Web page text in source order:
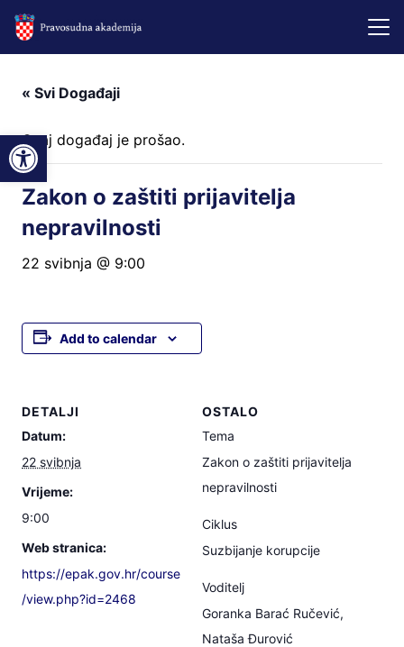
« Svi Događaji
Ovaj događaj je prošao.
Zakon o zaštiti prijavitelja
nepravilnosti
22 svibnja @ 9:00
Add to calendar
DETALJI
Datum:
22 svibnja
Vrijeme:
9:00
Web stranica:
https://epak.gov.hr/course
/view.php?id=2468
OSTALO
Tema
Zakon o zaštiti prijavitelja
nepravilnosti
Ciklus
Suzbijanje korupcije
Voditelj
Goranka Barać Ručević,
Nataša Đurović
Open toolbar